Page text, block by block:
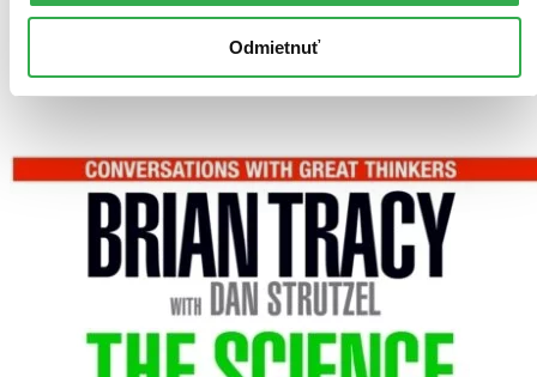
Odmietnuť
informovať.